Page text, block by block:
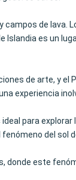
de lava.
Islandia es un
de arte, y el
experiencia
para
del sol
donde este